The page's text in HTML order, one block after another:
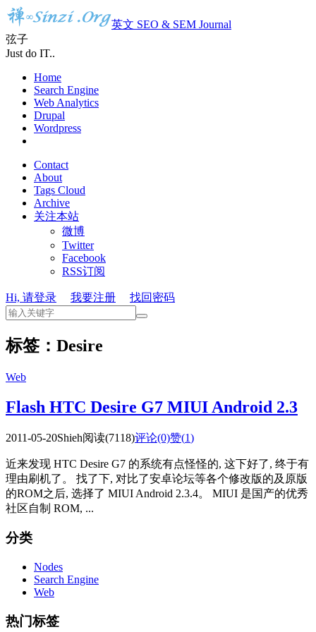
英文 SEO & SEM Journal
弦子
Just do IT..
Home
Search Engine
Web Analytics
Drupal
Wordpress
Contact
About
Tags Cloud
Archive
关注本站
微博
Twitter
Facebook
RSS订阅
Hi, 请登录 我要注册 找回密码
标签：Desire
Web
Flash HTC Desire G7 MIUI Android 2.3
2011-05-20Shieh阅读(7118)评论(0)赞(1)
近来发现 HTC Desire G7 的系统有点怪怪的, 这下好了, 终于有
理由刷机了。 找了下, 对比了安卓论坛等各个修改版的及原版
的ROM之后, 选择了 MIUI Android 2.3.4。 MIUI 是国产的优秀
社区自制 ROM, ...
分类
Nodes
Search Engine
Web
热门标签